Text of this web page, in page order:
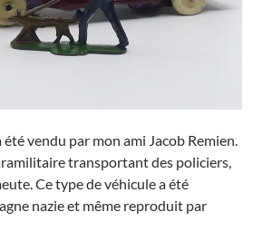
vendu par mon ami Jacob Remien.
transportant des policiers,
Ce type de véhicule a été
nazie et même reproduit par